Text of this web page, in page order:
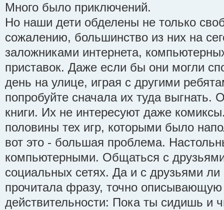
Много было приключений.
Но наши дети обделены не только
сожалению, большинство из них на
заложниками интернета,
приставок. Даже если бы они могли
день на улице, играя с другими
попробуйте сначала их туда выгнать.
книги. Их не интересуют даже
половины тех игр, которыми было
вот это - большая проблема.
компьютерными. Общаться с
социальных сетях. Да и с друзьями
прочитала фразу, точно описывающую
действительности: Пока ты сидишь и